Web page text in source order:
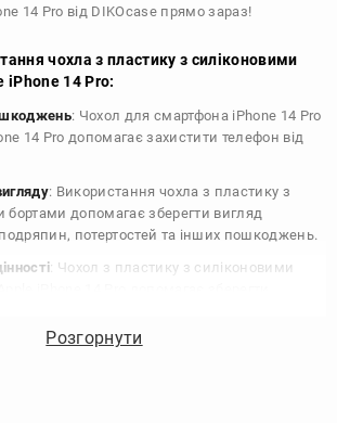
14 Pro від DIKOcase прямо зараз!
чохла з пластику з силіконовими
iPhone 14 Pro:
: Чохол для смартфона iPhone 14 Pro
14 Pro допомагає захистити телефон від
: Використання чохла з пластику з
бортами допомагає зберегти вигляд
потертостей та інших пошкоджень.
: Чохол з пластику з силіконовими
продати свій пристрій в майбутньому.
Розгорнути